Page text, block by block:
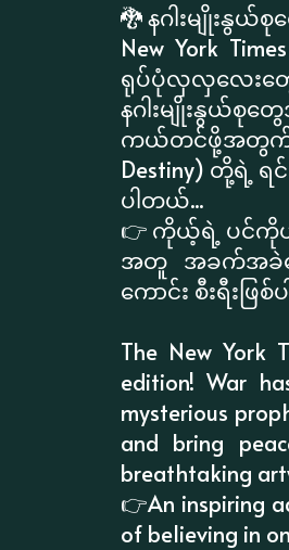
🐉 နဂါးမျိုးနွယ်စု
New York
ရုပ်ပုံလှလှလေးတွေ
နဂါးမျိုးနွယ်စု
ကယ်တင်ဖို့အတွက် ပ
Destiny) တို့ရဲ့ ရ
ပါတယ်...
👉 ကိုယ့်ရဲ့ ပင်ကိုယ်
အတူ အခက်အခဲတွ
ကောင်း စီးရီးဖြ
The New York
edition! War
mysterious
and bring
breathtaking
👉An inspiring
of believing in